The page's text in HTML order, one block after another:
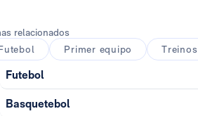
relacionados
Primer equipo Treinos
Futebol
Basquetebol